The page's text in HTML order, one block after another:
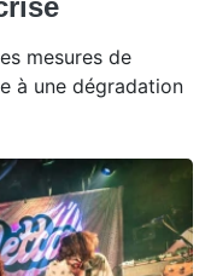
mesures de
à une dégradation